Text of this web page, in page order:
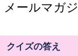
メールマガ
クイズの答え